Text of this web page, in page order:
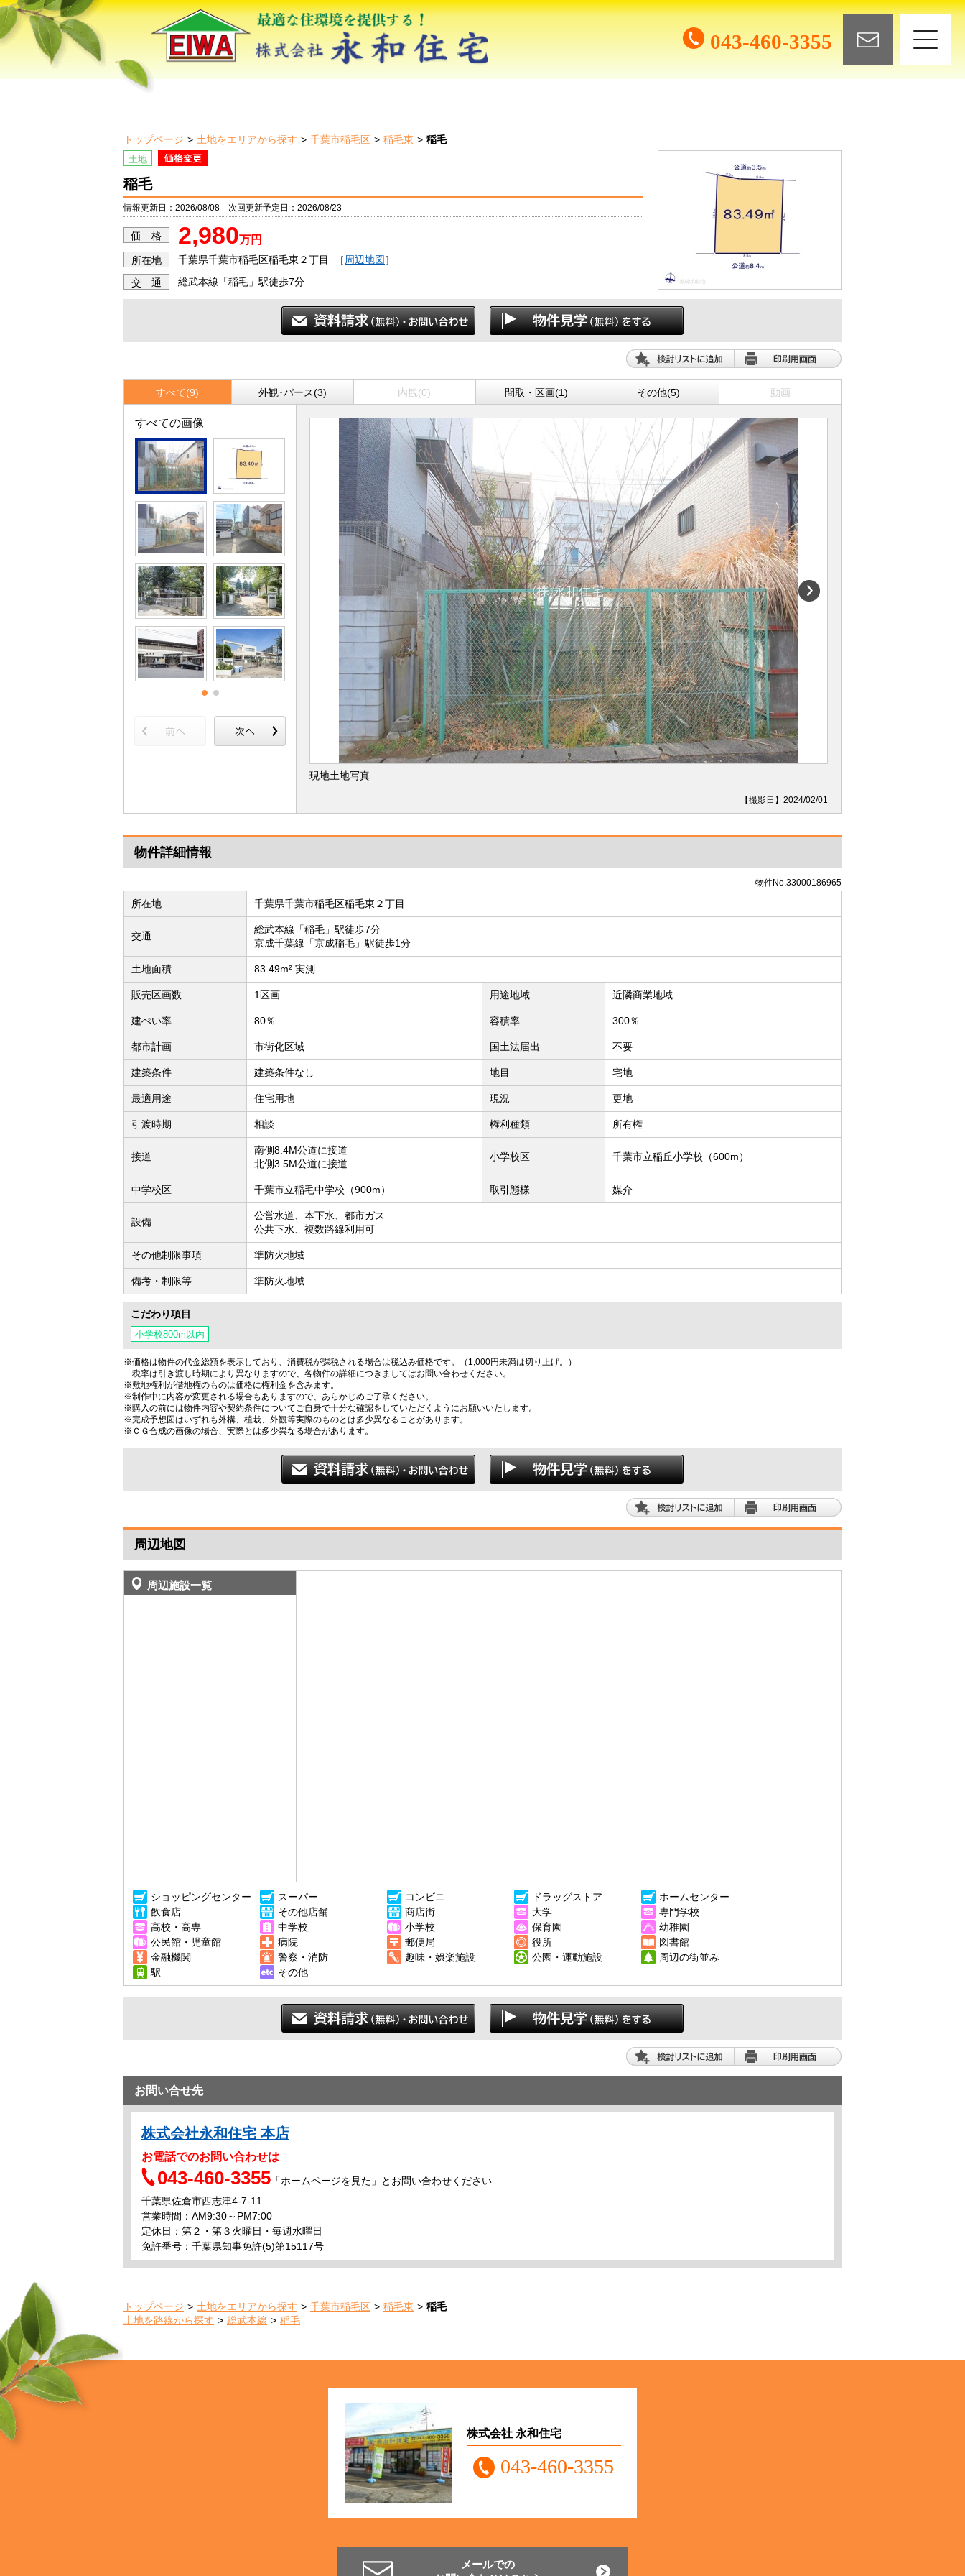
043-460-3355
トップページ 土地をエリアから探す 千葉市稲毛区 稲毛東 稲毛
土地
稲毛
情報更新日：2026/08/08 次回更新予定日：2026/08/23
価 格 2,980万円
所在地 千葉県千葉市稲毛区稲毛東２丁目 ［ 周辺地図］
交 通 総武本線「稲毛」駅徒歩7分
すべて(9) 外観･パース(3) 内観(0) 間取・区画(1) その他(5) 動画
すべての画像
現地土地写真
【撮影日】2024/02/01
物件詳細情報
物件No.33000186965
所在地 千葉県千葉市稲毛区稲毛東２丁目
交通
総武本線「稲毛」駅徒歩7分
京成千葉線「京成稲毛」駅徒歩1分
土地面積 83.49m² 実測
販売区画数 1区画 用途地域 近隣商業地域
建ぺい率 80％ 容積率 300％
都市計画 市街化区域 国土法届出 不要
建築条件 建築条件なし 地目 宅地
最適用途 住宅用地 現況 更地
引渡時期 相談 権利種類 所有権
接道
南側8.4M公道に接道
北側3.5M公道に接道
小学校区 千葉市立稲丘小学校（600m）
中学校区 千葉市立稲毛中学校（900m） 取引態様 媒介
設備
公営水道、本下水、都市ガス
公共下水、複数路線利用可
その他制限事項 準防火地域
備考・制限等 準防火地域
こだわり項目
小学校800m以内
※価格は物件の代金総額を表示しており、消費税が課税される場合は税込み価格です。（1,000円未満は切り上げ。）
税率は引き渡し時期により異なりますので、各物件の詳細につきましてはお問い合わせください。
※敷地権利が借地権のものは価格に権利金を含みます。
※制作中に内容が変更される場合もありますので、あらかじめご了承ください。
※購入の前には物件内容や契約条件についてご自身で十分な確認をしていただくようにお願いいたします。
※完成予想図はいずれも外構、植栽、外観等実際のものとは多少異なることがあります。
※ＣＧ合成の画像の場合、実際とは多少異なる場合があります。
周辺地図
周辺施設一覧
ショッピングセンター スーパー コンビニ ドラッグストア
ホームセンター
飲食店
その他店舗 商店街 大学
専門学校
高校・高専
中学校 小学校 保育園
幼稚園
公民館・児童館
病院 郵便局 役所
図書館
金融機関
警察・消防 趣味・娯楽施設 公園・運動施設
周辺の街並み
駅
その他
お問い合せ先
株式会社永和住宅 本店
お電話でのお問い合わせは
043-460-3355 「ホームページを見た」とお問い合わせください
千葉県佐倉市西志津4-7-11
営業時間：AM9:30～PM7:00
定休日：第２・第３火曜日・毎週水曜日
免許番号：千葉県知事免許(5)第15117号
トップページ 土地をエリアから探す 千葉市稲毛区 稲毛東
稲毛
土地を路線から探す
総武本線 稲毛
株式会社 永和住宅
043-460-3355
メールでの